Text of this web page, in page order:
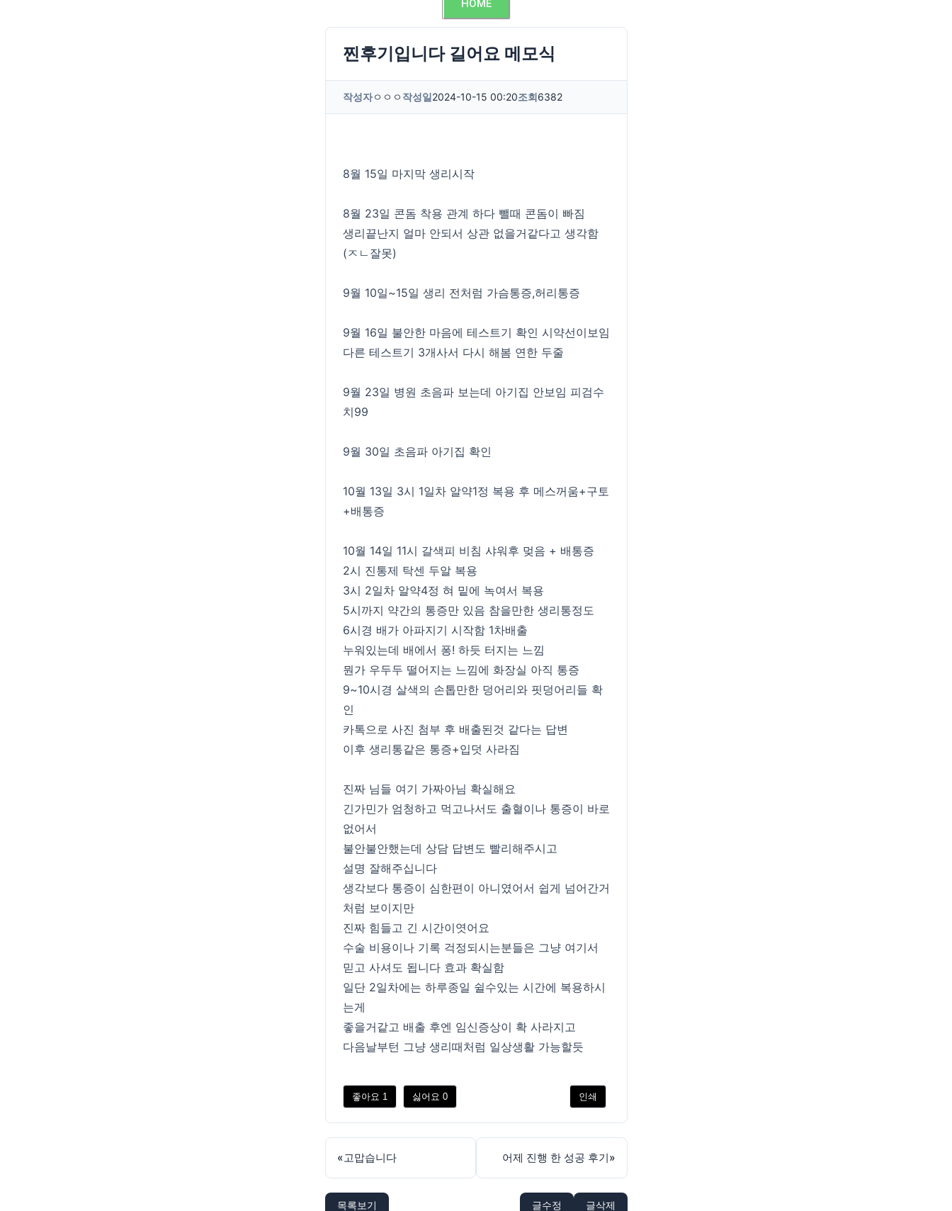
HOME
찐후기입니다 길어요 메모식
작성자ㅇㅇㅇ 작성일2024-10-15 00:20조회6382
8월 15일 마지막 생리시작
8월 23일 콘돔 착용 관계 하다 뺄때 콘돔이 빠짐
생리끝난지 얼마 안되서 상관 없을거같다고 생각함
(ㅈㄴ잘못)
9월 10일~15일 생리 전처럼 가슴통증,허리통증
9월 16일 불안한 마음에 테스트기 확인 시약선이보임
다른 테스트기 3개사서 다시 해봄 연한 두줄
9월 23일 병원 초음파 보는데 아기집 안보임 피검수
치99
9월 30일 초음파 아기집 확인
10월 13일 3시 1일차 알약1정 복용 후 메스꺼움+구토
+배통증
10월 14일 11시 갈색피 비침 샤워후 멎음 + 배통증
2시 진통제 탁센 두알 복용
3시 2일차 알약4정 혀 밑에 녹여서 복용
5시까지 약간의 통증만 있음 참을만한 생리통정도
6시경 배가 아파지기 시작함 1차배출
누워있는데 배에서 퐁! 하듯 터지는 느낌
뭔가 우두두 떨어지는 느낌에 화장실 아직 통증
9~10시경 살색의 손톱만한 덩어리와 핏덩어리들 확
인
카톡으로 사진 첨부 후 배출된것 같다는 답변
이후 생리통같은 통증+입덧 사라짐
진짜 님들 여기 가짜아님 확실해요
긴가민가 엄청하고 먹고나서도 출혈이나 통증이 바로
없어서
불안불안했는데 상담 답변도 빨리해주시고
설명 잘해주십니다
생각보다 통증이 심한편이 아니였어서 쉽게 넘어간거
처럼 보이지만
진짜 힘들고 긴 시간이엿어요
수술 비용이나 기록 걱정되시는분들은 그냥 여기서
믿고 사셔도 됩니다 효과 확실함
일단 2일차에는 하루종일 쉴수있는 시간에 복용하시
는게
좋을거같고 배출 후엔 임신증상이 확 사라지고
다음날부턴 그냥 생리때처럼 일상생활 가능할듯
좋아요 1 싫어요 0 인쇄
«고맙습니다 어제 진행 한 성공 후기»
목록보기 글수정 글삭제